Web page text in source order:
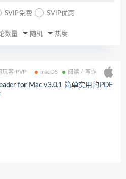
SVIP免费 SVIP优惠
数量 随机 热度
玩客-PVP macOS 阅读 / 写作
for Mac v3.0.1 简单实用的PDF